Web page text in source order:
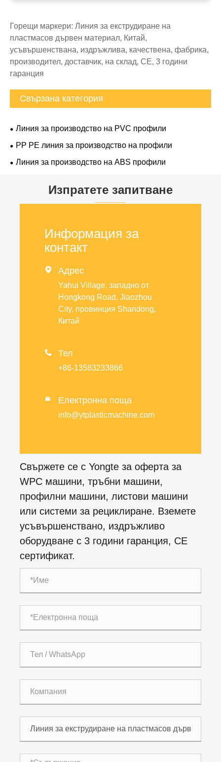
Горещи маркери: Линия за екструдиране на
пластмасов дървен материал, Китай,
усъвършенствана, издръжлива, качествена, фабрика,
производител, доставчик, на склад, CE, 3 години
гаранция
Свързана категория
Линия за производство на PVC профили
PP PE линия за производство на профили
Линия за производство на ABS профили
Изпратете запитване
Информация за
контакт
 Адрес
Yahui Village, западно от
Hongkong Road, Jiaozhou
City, провинция Shandong,
Китай
 Тел
+86-13583233866
 Електронна поща
info@ytplasticmachine.com
Свържете се с Yongte за оферта за
WPC машини, тръбни машини,
профилни машини, листови машини
или системи за рециклиране. Вземете
усъвършенствано, издръжливо
оборудване с 3 години гаранция, CE
сертификат.